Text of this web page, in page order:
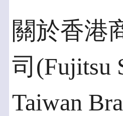
關於香港
司(Fujitsu
Taiwan